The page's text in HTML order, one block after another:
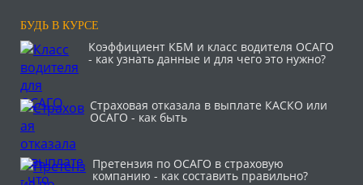
БУДЬ В КУРСЕ
Коэффициент КБМ и класс водителя ОСАГО
- как узнать данные и для чего это нужно?
Страховая отказала в выплате КАСКО или
ОСАГО - как быть
Претензия по ОСАГО в страховую
компанию - как составить правильно?